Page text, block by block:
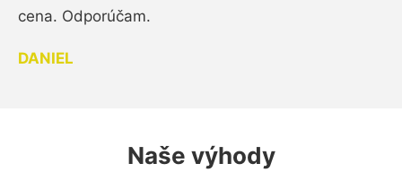
cena. Odporúčam.
DANIEL
Naše výhody